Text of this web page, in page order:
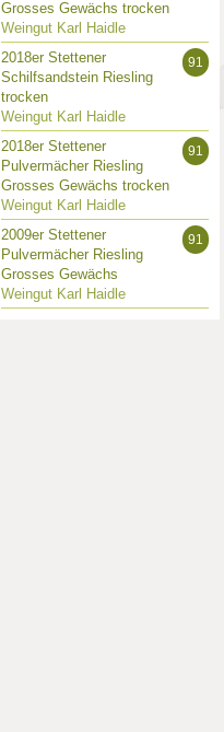
Grosses Gewächs trocken
Weingut Karl Haidle
91
2018er Stettener
Schilfsandstein Riesling
trocken
Weingut Karl Haidle
91
2018er Stettener
Pulvermächer Riesling
Grosses Gewächs trocken
Weingut Karl Haidle
91
2009er Stettener
Pulvermächer Riesling
Grosses Gewächs
Weingut Karl Haidle